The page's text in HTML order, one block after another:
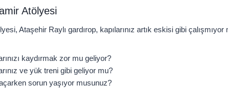
Atölyesi
Ataşehir Raylı gardırop, kapılarınız artık eskisi gibi çalışmıyor
kaydırmak zor mu geliyor?
ve yük treni gibi geliyor mu?
sorun yaşıyor musunuz?